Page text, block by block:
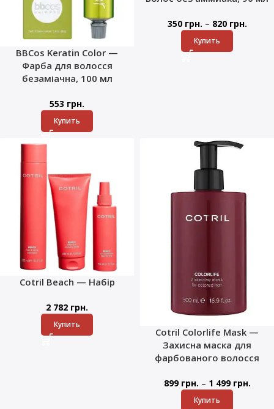
BBCos Keratin Color —
Фарба для волосся
безаміачна, 100 мл
553 грн.
Купить
350 грн. – 820 грн.
Купить
Cotril Beach — Набір
2 782 грн.
Купить
Cotril Colorlife Mask —
Захисна маска для
фарбованого волосся
899 грн. – 1 499 грн.
Купить